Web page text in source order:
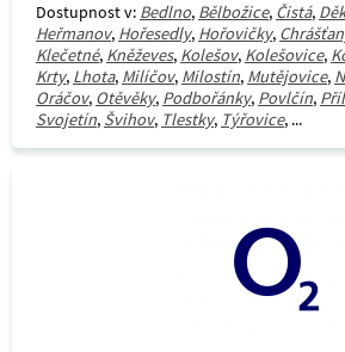
Dostupnost v: Bedlno, Bělbožice, Čistá,
Heřmanov, Hořesedly, Hořovičky,
Klečetné, Kněževes, Kolešov, Kolešovice,
Krty, Lhota, Milíčov, Milostín, Mutějovice,
Oráčov, Otěvěky, Podbořánky, Povlčín,
Svojetín, Švihov, Tlestky, Týřovice, ...